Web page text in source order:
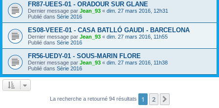
FR87-UEES-01 - ORADOUR SUR GLANE
Dernier message par Jean_93 « dim. 27 mars 2016, 12h31
Publié dans Série 2016
ES08-VEEE-01 - CASA BATLLÓ GAUDI - BARCELONA
Dernier message par Jean_93 « dim. 27 mars 2016, 11h55
Publié dans Série 2016
FR56-UEDY-01 - SOUS-MARIN FLORE
Dernier message par Jean_93 « dim. 27 mars 2016, 11h38
Publié dans Série 2016
La recherche a retourné 94 résultats 1 2